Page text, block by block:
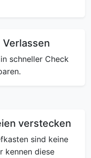
schneller Check
verstecken
sind keine
kennen diese